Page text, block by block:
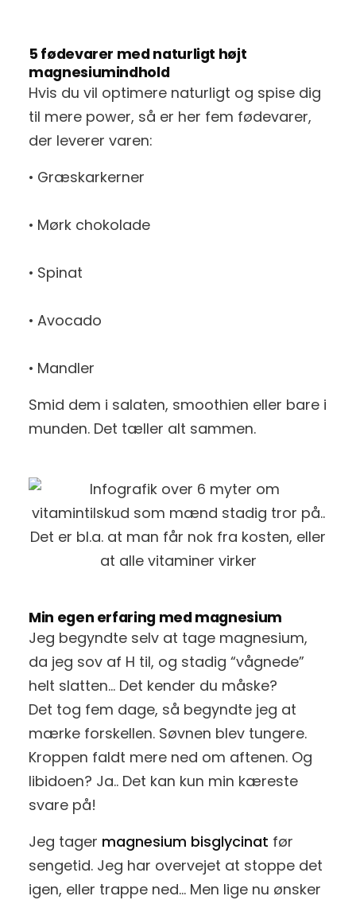
5 fødevarer med naturligt højt
magnesiumindhold
Hvis du vil optimere naturligt og spise dig
til mere power, så er her fem fødevarer,
der leverer varen:
• Græskarkerner
• Mørk chokolade
• Spinat
• Avocado
• Mandler
Smid dem i salaten, smoothien eller bare i
munden. Det tæller alt sammen.
Min egen erfaring med magnesium
Jeg begyndte selv at tage magnesium,
da jeg sov af H til, og stadig “vågnede”
helt slatten… Det kender du måske?
Det tog fem dage, så begyndte jeg at
mærke forskellen. Søvnen blev tungere.
Kroppen faldt mere ned om aftenen. Og
libidoen? Ja.. Det kan kun min kæreste
svare på!
Jeg tager magnesium bisglycinat før
sengetid. Jeg har overvejet at stoppe det
igen, eller trappe ned… Men lige nu ønsker